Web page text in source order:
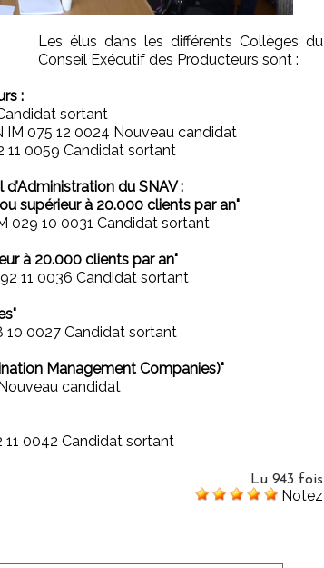
Les élus dans les différents Collèges du
Conseil Exécutif des Producteurs sont :
:
sortant
IM 075 12 0024 Nouveau candidat
11 0059 Candidat sortant
du SNAV :
supérieur à 20.000 clients par an"
029 10 0031 Candidat sortant
à 20.000 clients par an"
11 0036 Candidat sortant
10 0027 Candidat sortant
Management Companies)"
candidat
11 0042 Candidat sortant
Lu 943 fois
Notez